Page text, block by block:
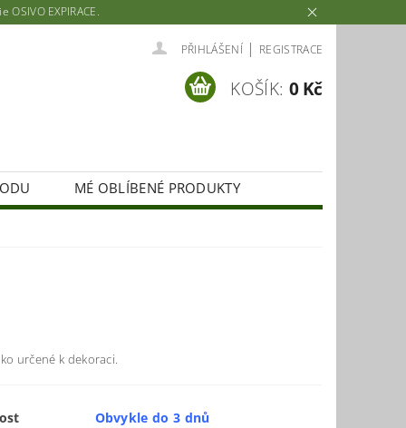
EXPIRACE.
PŘIHLÁŠENÍ | REGISTRACE
KOŠÍK: 0 Kč
MÉ OBLÍBENÉ PRODUKTY
určené k dekoraci.
Obvykle do 3 dnů